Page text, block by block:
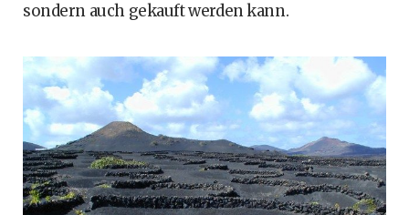
sondern auch gekauft werden kann.